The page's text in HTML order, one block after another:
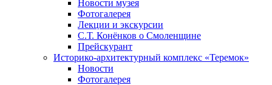
Новости музея
Фотогалерея
Лекции и экскурсии
С.Т. Конёнков о Смоленщине
Прейскурант
Историко-архитектурный комплекс «Теремок»
Новости
Фотогалерея